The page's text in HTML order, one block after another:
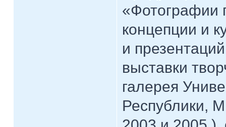
«Фотографии
концепции и
и
выставки
галерея
Республики,